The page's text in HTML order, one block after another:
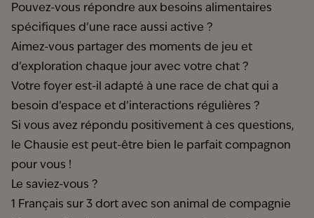
Pouvez-vous répondre aux besoins alimentaires
spécifiques d’une race aussi active ?
Aimez-vous partager des moments de jeu et
d’exploration chaque jour avec votre chat ?
Votre foyer est-il adapté à une race de chat qui a
besoin d’espace et d’interactions régulières ?
Si vous avez répondu positivement à ces questions,
le Chausie est peut-être bien le parfait compagnon
pour vous !
Le saviez-vous ?
1 Français sur 3 dort avec son animal de compagnie